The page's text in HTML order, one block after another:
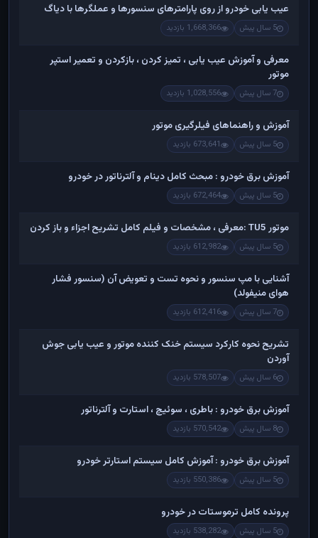
عیب یابی خودرو از روی پارامترهای سنسورها و عملگرها با دیاگ
5 سال پیش 1,668,366 بازدید
معرفی و آموزش عیب یابی ، تمیز کردن ، بازکردن و تعمیر استپر
موتور
7 سال پیش 1,028,556 بازدید
آموزش و راهنماهای فیلرگیری موتور
5 سال پیش 673,641 بازدید
آموزش برق خودرو : مبحث کامل دینام و آلترناتور در خودرو
5 سال پیش 672,464 بازدید
موتور TU5 :معرفی ، مشخصات و فیلم کامل تشریح اجزاء و باز کردن
5 سال پیش 612,982 بازدید
آشنایی با مپ سنسور و نحوه تست و تعویض آن (سنسور فشار
هوای منیفولد)
7 سال پیش 612,416 بازدید
تشریح نحوه کارکرد سیستم خنک کننده موتور و عیب یابی جوش
آوردن
6 سال پیش 578,507 بازدید
آموزش برق خودرو : باطری ، سوئیچ ، استارت و آلترناتور
8 سال پیش 570,542 بازدید
آموزش برق خودرو : آموزش کامل سیستم استارتر خودرو
5 سال پیش 550,386 بازدید
پرونده کامل ترموستات در خودرو
5 سال پیش 538,282 بازدید